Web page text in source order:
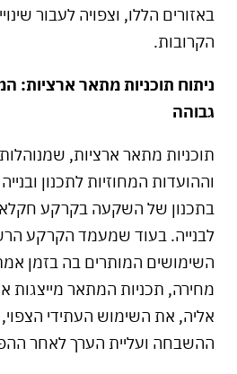
באזורים הללו, וצפויה לעבור
הקרובות.
ניתוח תוכניות מתאר
גבוהה
תוכניות מתאר ארציות,
וההועדות המחוזיות לתכנון
בתכנון של השקעה בקרקע
לבנייה. בעוד שמעמד הקרקע
השימושים המותרים בה בזמן
מחירה, תכניות המתאר מייצגות
אליה, את השימוש העתידי
ההשבחה ועליית הערך לאחר